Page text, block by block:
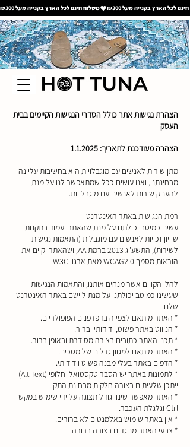
משלוח חינם לכל הארץ בקנייה מעל ₪300
הצהרת נגישות אתר כולל הסדרי הנגישות הקיימים בבית
העסק
הצהרה מעודכנת לתאריך: 1.1.2025
מתן שירות לאנשים עם מוגבלויות הוא בחשיבות עליונה
מבחינתנו, ואנו עושים ככל שמתאפשר לנו על מנת
להעניק שירות לאנשים עם מוגבלויות.
רמת הנגישות באתר האינטרנט
עשינו כמיטב יכולתנו על מנת שהאתר יעמוד בתקנות
שוויון זכויות לאנשים עם מוגבלות (התאמות נגישות
לשירות), התשע"ג 2013 ברמת AA, ושהאתר יקיים את
הוראות מסמך WCAG2.0 מאת ארגון W3C.
​להלן הקווים אשר מנחים אותנו, והתאמות הנגישות
שעשינו כמיטב יכולתנו על מנת ליישם באתר האינטרנט
שלנו:
* האתר מותאם לצפייה בדפדפנים הפופולריים.
* הניווט באתר פשוט, ידידותי וברור.
* תכני האתר כתובים בצורה מסודרת ובאופן ברור.
* האתר מותאם למגוון גדלים של מסכים.
* הדפים באתר בעלי מבנה פשוט וידידותי.
* לתמונות באתר יש הסבר טקסטואלי חלופי (Alt Text) -
ייתכן שלעיתים בצורה חלקית מבחינת התקן.
* האתר מאפשר שינוי גודל תצוגה על ידי שימוש במקש
Ctrl וגלגלת העכבר.
* אין באתר שימוש באלמנטים לא ברורים.
* צבעי האתר מנוגדים בצורה ברורה.